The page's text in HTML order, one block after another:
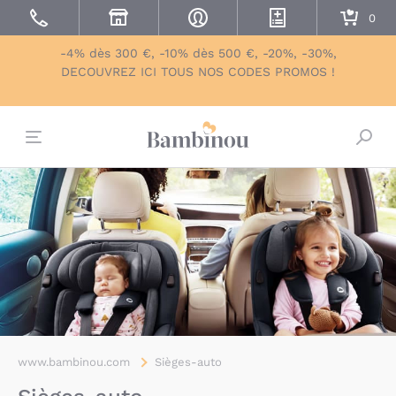
-4% dès 300 €, -10% dès 500 €, -20%, -30%,
DECOUVREZ ICI TOUS NOS CODES PROMOS !
www.bambinou.com Sièges-auto